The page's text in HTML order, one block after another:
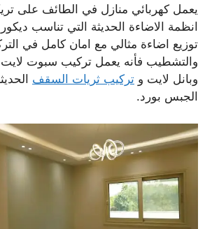
يعمل كهربائي منازل في الطائف على
انظمة الاضاءة الحديثة التي تناسب
توزيع اضاءة مثالي مع امان كامل في
والتشطيب فأنه يعمل تركيب سبوت لايت
وبانل لايت و تركيب ثريات السقف
الجبس بورد.